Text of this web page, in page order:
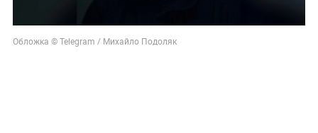
Обложка © Telegram / Михайло Подоляк